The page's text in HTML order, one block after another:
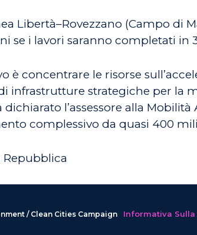
Libertà–Rovezzano (Campo di
se i lavori saranno completati in
è concentrare le risorse
infrastrutture strategiche per la
dichiarato l’assessore alla
complessivo da quasi 400
Repubblica
/ Clean Cities Campaign Informativa Sulla